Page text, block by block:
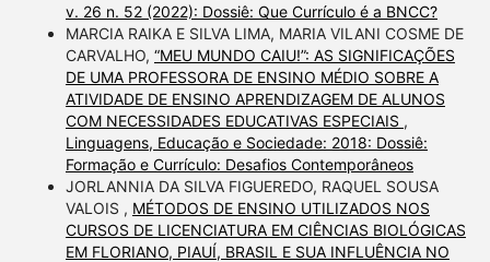
v. 26 n. 52 (2022): Dossiê: Que Currículo é a BNCC?
MARCIA RAIKA E SILVA LIMA, MARIA VILANI COSME DE
CARVALHO, “MEU MUNDO CAIU!”: AS SIGNIFICAÇÕES
DE UMA PROFESSORA DE ENSINO MÉDIO SOBRE A
ATIVIDADE DE ENSINO APRENDIZAGEM DE ALUNOS
COM NECESSIDADES EDUCATIVAS ESPECIAIS ,
Linguagens, Educação e Sociedade: 2018: Dossiê:
Formação e Currículo: Desafios Contemporâneos
JORLANNIA DA SILVA FIGUEREDO, RAQUEL SOUSA
VALOIS , MÉTODOS DE ENSINO UTILIZADOS NOS
CURSOS DE LICENCIATURA EM CIÊNCIAS BIOLÓGICAS
EM FLORIANO, PIAUÍ, BRASIL E SUA INFLUÊNCIA NO